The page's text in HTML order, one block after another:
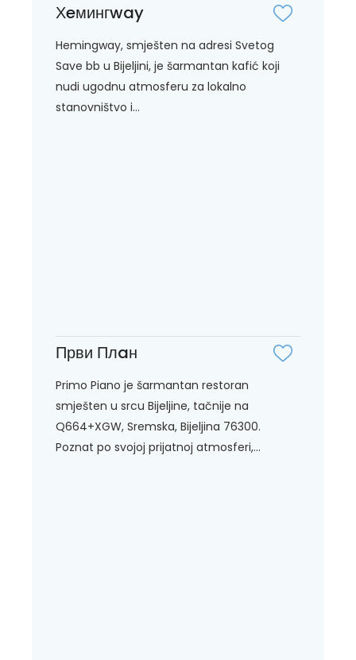
Хeмингway
Hemingway, smješten na adresi Svetog
Save bb u Bijeljini, je šarmantan kafić koji
nudi ugodnu atmosferu za lokalno
stanovništvo i...
Први Плaн
Primo Piano je šarmantan restoran
smješten u srcu Bijeljine, tačnije na
Q664+XGW, Sremska, Bijeljina 76300.
Poznat po svojoj prijatnoj atmosferi,...